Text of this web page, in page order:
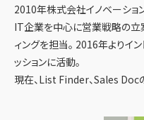
2010年株式会社イノベーショ
IT企業を中心に営業戦略の立
ィングを担当。 2016年よりイ
ッションに活動。
現在、List Finder、Sales Doc